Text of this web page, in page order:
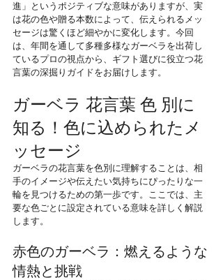
進」というポジティブな意味がありますが、実
は花の色や贈る本数によって、伝えられるメッ
セージは驚くほど細やかに変化します。今回
は、年間を通して多種多様なガーベラを出荷し
ているプロの視点から、ギフト選びに役立つ花
言葉の深掘りガイドをお届けします。
ガーベラ 花言葉 色 別に
知る！色に込められたメ
ッセージ
ガーベラの花言葉を色別に理解することは、相
手のイメージや伝えたい気持ちにぴったりな一
輪を見つけるための第一歩です。ここでは、主
要な色ごとに設定されている意味を詳しく解説
します。
赤色のガーベラ：燃えるような
情熱と挑戦